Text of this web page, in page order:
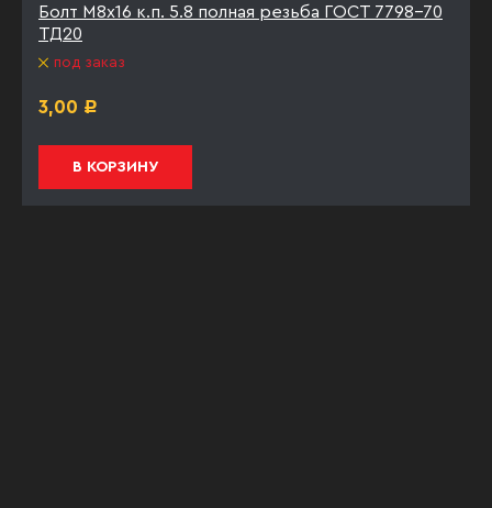
Болт М8х16 к.п. 5.8 полная резьба ГОСТ 7798-70
ТД20
под заказ
3,00 Р
В КОРЗИНУ